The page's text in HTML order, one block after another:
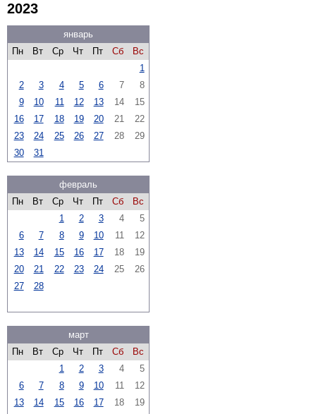
2023
январь
Пн
Вт Ср Чт Пт Сб
Вс
1
2
3 4 5 6 7
8
9
10 11 12 13 14
15
16
17 18 19 20 21
22
23
24 25 26 27 28
29
30
31
февраль
Пн
Вт Ср Чт Пт Сб
Вс
1
2 3 4
5
6
7 8 9 10 11
12
13
14 15 16 17 18
19
20
21 22 23 24 25
26
27
28
март
Пн
Вт Ср Чт Пт Сб
Вс
1
2 3 4
5
6
7 8 9 10 11
12
13
14 15 16 17 18
19